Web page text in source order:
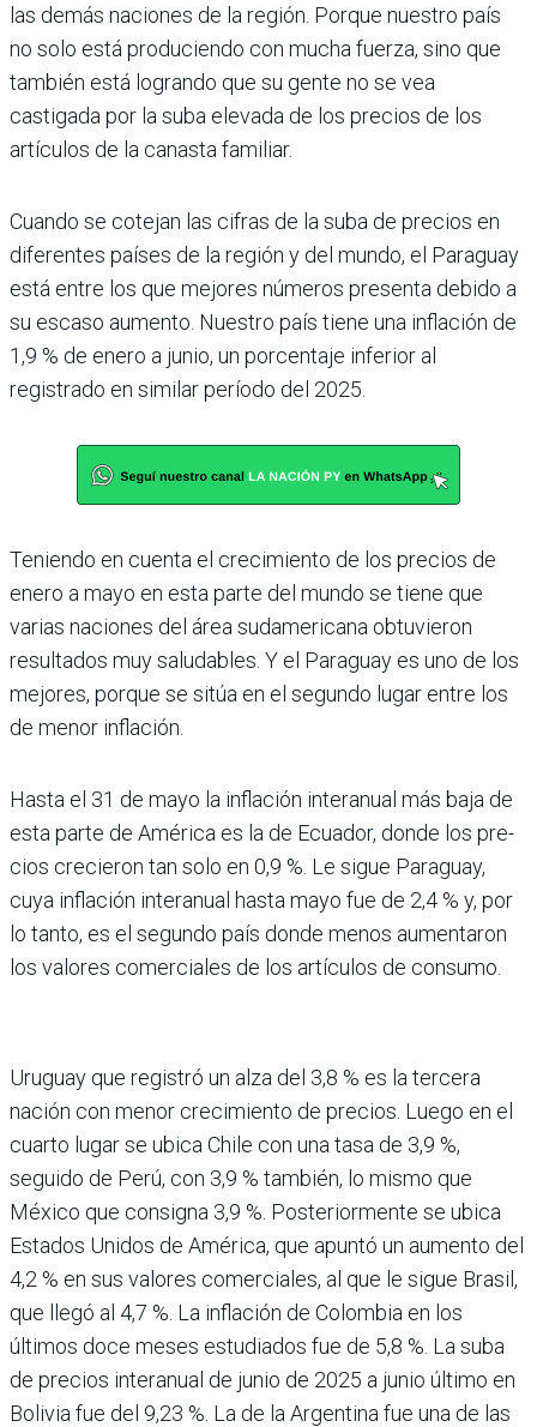
las demás naciones de la región. Porque nuestro país
no solo está produciendo con mucha fuerza, sino que
también está logrando que su gente no se vea
castigada por la suba elevada de los precios de los
artículos de la canasta familiar.
Cuando se cotejan las cifras de la suba de precios en
diferentes países de la región y del mundo, el Paraguay
está entre los que mejores números pre­senta debido a
su escaso aumento. Nuestro país tiene una inflación de
1,9 % de enero a junio, un porcentaje infe­rior al
registrado en similar período del 2025.
Teniendo en cuenta el crecimiento de los precios de
enero a mayo en esta parte del mundo se tiene que
varias naciones del área sudamericana obtu­vieron
resultados muy saludables. Y el Paraguay es uno de los
mejores, porque se sitúa en el segundo lugar entre los
de menor inflación.
Hasta el 31 de mayo la inflación inte­ranual más baja de
esta parte de Amé­rica es la de Ecuador, donde los pre­
cios crecieron tan solo en 0,9 %. Le sigue Paraguay,
cuya inflación inte­ranual hasta mayo fue de 2,4 % y, por
lo tanto, es el segundo país donde menos aumentaron
los valores comerciales de los artículos de consumo.
Uruguay que registró un alza del 3,8 % es la tercera
nación con menor creci­miento de precios. Luego en el
cuarto lugar se ubica Chile con una tasa de 3,9 %,
seguido de Perú, con 3,9 % también, lo mismo que
México que consigna 3,9 %. Posteriormente se ubica
Esta­dos Unidos de América, que apuntó un aumento del
4,2 % en sus valores comerciales, al que le sigue Brasil,
que llegó al 4,7 %. La inflación de Colom­bia en los
últimos doce meses estudia­dos fue de 5,8 %. La suba
de precios interanual de junio de 2025 a junio último en
Bolivia fue del 9,23 %. La de la Argentina fue una de las